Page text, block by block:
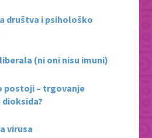
društva i psihološko
(ni oni nisu imuni)
postoji – trgovanje
virusa